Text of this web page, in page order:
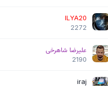
ILYA20
2272
علیرضا شاهرخی
2190
iraj